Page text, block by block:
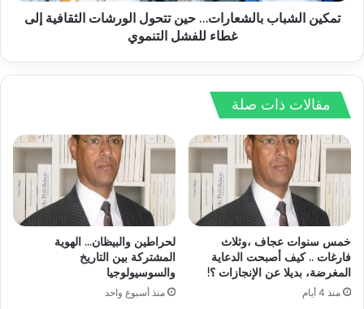
تمكين الشباب بالشعارات… حين تتحول الورشات الثقافية إلى
غطاء للفشل التنموي
مقالات ذات صلة
خمس سنوات عجاف ،وثلاث
فارغات .. كيف أصبحت الدعاية
المغرضة، بديلا عن الإنجازات ؟!
منذ 4 أيام
لحراطين والبيظان… الهوية
المشتركة بين التاريخ
والسوسيولوجيا
منذ أسبوع واحد